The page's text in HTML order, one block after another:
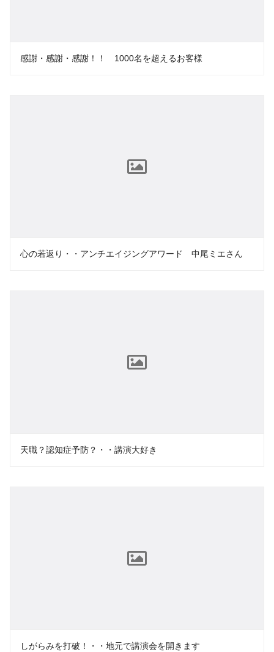
感謝・感謝・感謝！！ 1000名を超えるお客様
心の若返り・・アンチエイジングアワード 中尾ミエさん
天職？認知症予防？・・講演大好き
しがらみを打破！・・地元で講演会を開きます